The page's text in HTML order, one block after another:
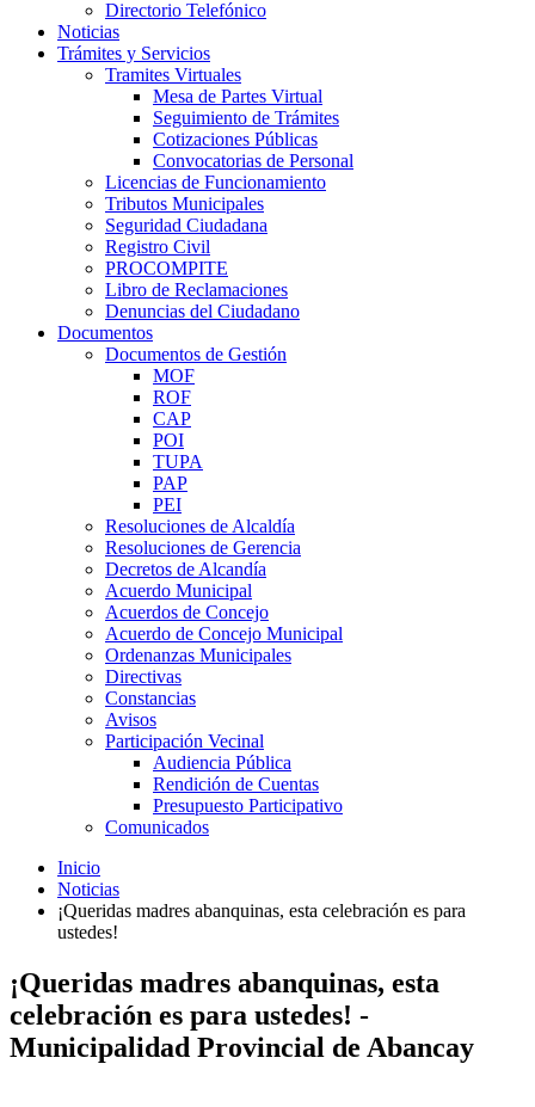
Directorio Telefónico
Noticias
Trámites y Servicios
Tramites Virtuales
Mesa de Partes Virtual
Seguimiento de Trámites
Cotizaciones Públicas
Convocatorias de Personal
Licencias de Funcionamiento
Tributos Municipales
Seguridad Ciudadana
Registro Civil
PROCOMPITE
Libro de Reclamaciones
Denuncias del Ciudadano
Documentos
Documentos de Gestión
MOF
ROF
CAP
POI
TUPA
PAP
PEI
Resoluciones de Alcaldía
Resoluciones de Gerencia
Decretos de Alcandía
Acuerdo Municipal
Acuerdos de Concejo
Acuerdo de Concejo Municipal
Ordenanzas Municipales
Directivas
Constancias
Avisos
Participación Vecinal
Audiencia Pública
Rendición de Cuentas
Presupuesto Participativo
Comunicados
Inicio
Noticias
¡Queridas madres abanquinas, esta celebración es para
ustedes!
¡Queridas madres abanquinas, esta
celebración es para ustedes! -
Municipalidad Provincial de Abancay